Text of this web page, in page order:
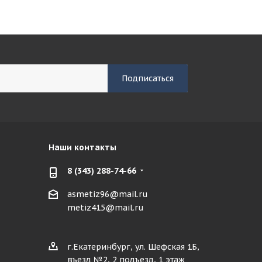
Наши контакты
8 (343) 288-74-66
asmetiz96@mail.ru
metiz415@mail.ru
г.Екатеринбург, ул. Шефская 1Б,
въезд №2, 2 подъезд, 1 этаж